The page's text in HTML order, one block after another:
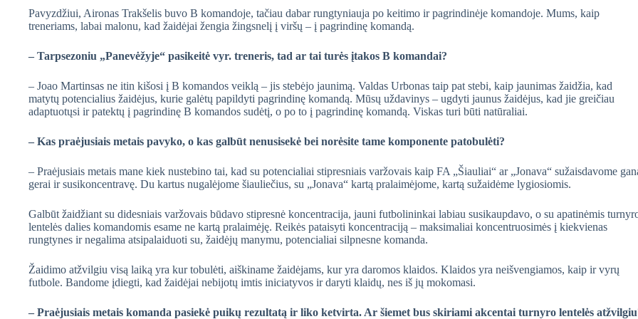
Pavyzdžiui, Aironas Trakšelis buvo B komandoje, tačiau dabar rungtyniauja po keitimo ir pagrindinėje komandoje. Mums, kaip
treneriams, labai malonu, kad žaidėjai žengia žingsnelį į viršų – į pagrindinę komandą.
– Tarpsezoniu „Panevėžyje“ pasikeitė vyr. treneris, tad ar tai turės įtakos B komandai?
– Joao Martinsas ne itin kišosi į B komandos veiklą – jis stebėjo jaunimą. Valdas Urbonas taip pat stebi, kaip jaunimas žaidžia, kad
matytų potencialius žaidėjus, kurie galėtų papildyti pagrindinę komandą. Mūsų uždavinys – ugdyti jaunus žaidėjus, kad jie greičiau
adaptuotųsi ir patektų į pagrindinę B komandos sudėtį, o po to į pagrindinę komandą. Viskas turi būti natūraliai.
– Kas praėjusiais metais pavyko, o kas galbūt nenusisekė bei norėsite tame komponente patobulėti?
– Praėjusiais metais mane kiek nustebino tai, kad su potencialiai stipresniais varžovais kaip FA „Šiauliai“ ar „Jonava“ sužaisdavome
gerai ir susikoncentravę. Du kartus nugalėjome šiauliečius, su „Jonava“ kartą pralaimėjome, kartą sužaidėme lygiosiomis.
Galbūt žaidžiant su didesniais varžovais būdavo stipresnė koncentracija, jauni futbolininkai labiau susikaupdavo, o su apatinėmis
lentelės dalies komandomis esame ne kartą pralaimėję. Reikės pataisyti koncentraciją – maksimaliai koncentruosimės į kiekvienas
rungtynes ir negalima atsipalaiduoti su, žaidėjų manymu, potencialiai silpnesne komanda.
Žaidimo atžvilgiu visą laiką yra kur tobulėti, aiškiname žaidėjams, kur yra daromos klaidos. Klaidos yra neišvengiamos, kaip ir vyrų
futbole. Bandome įdiegti, kad žaidėjai nebijotų imtis iniciatyvos ir daryti klaidų, nes iš jų mokomasi.
– Praėjusiais metais komanda pasiekė puikų rezultatą ir liko ketvirta. Ar šiemet bus skiriami akcentai turnyro lentelės